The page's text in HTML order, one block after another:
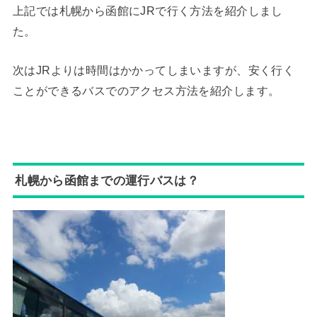
上記では札幌から函館にJRで行く方法を紹介しまし
た。
次はJRよりは時間はかかってしまいますが、安く行く
ことができるバスでのアクセス方法を紹介します。
札幌から函館までの運行バスは？